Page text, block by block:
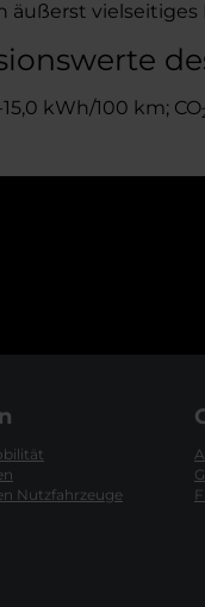
kWh/100 km; CO
Nutzfahrzeuge